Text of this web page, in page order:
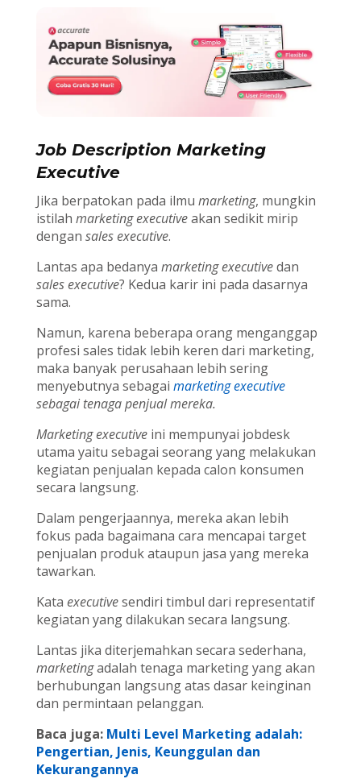
Job Description Marketing
Executive
Jika berpatokan pada ilmu marketing, mungkin
istilah marketing executiveakan sedikit mirip
dengan sales executive.
Lantas apa bedanya marketing executivedan
sales executive? Kedua karir ini pada dasarnya
sama.
Namun, karena beberapa orang menganggap
profesi sales tidak lebih keren dari marketing,
maka banyak perusahaan lebih sering
menyebutnya sebagai marketing executive
sebagai tenaga penjual mereka.
Marketing executiveini mempunyai jobdesk
utama yaitu sebagai seorang yang melakukan
kegiatan penjualan kepada calon konsumen
secara langsung.
Dalam pengerjaannya, mereka akan lebih
fokus pada bagaimana cara mencapai target
penjualan produk ataupun jasa yang mereka
tawarkan.
Kata executivesendiri timbul dari representatif
kegiatan yang dilakukan secara langsung.
Lantas jika diterjemahkan secara sederhana,
marketingadalah tenaga marketing yang akan
berhubungan langsung atas dasar keinginan
dan permintaan pelanggan.
Baca juga: Multi Level Marketing adalah:
Pengertian, Jenis, Keunggulan dan
Kekurangannya